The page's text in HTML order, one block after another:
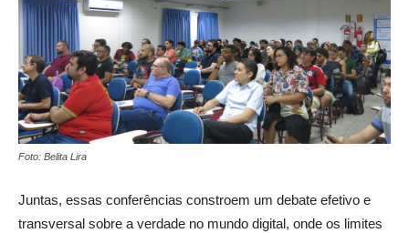
Foto: Belita Lira
Juntas, essas conferências constroem um debate efetivo e
transversal sobre a verdade no mundo digital, onde os limites